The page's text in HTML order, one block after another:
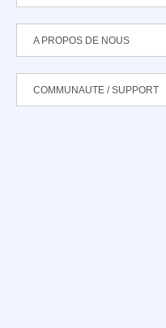
A PROPOS DE NOUS
COMMUNAUTE / SUPPORT